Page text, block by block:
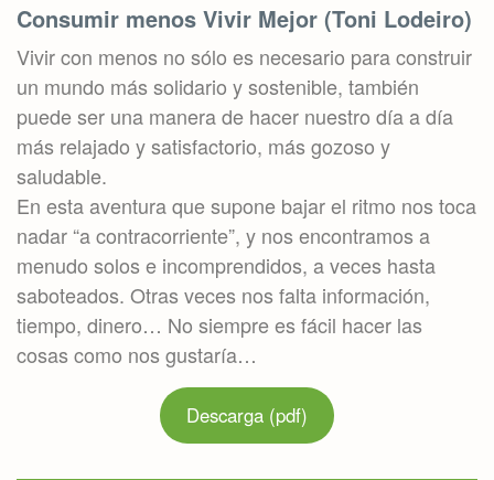
Consumir menos Vivir Mejor (Toni Lodeiro)
Vivir con menos no sólo es necesario para construir
un mundo más solidario y sostenible, también
puede ser una manera de hacer nuestro día a día
más relajado y satisfactorio, más gozoso y
saludable.
En esta aventura que supone bajar el ritmo nos toca
nadar “a contracorriente”, y nos encontramos a
menudo solos e incomprendidos, a veces hasta
saboteados. Otras veces nos falta información,
tiempo, dinero… No siempre es fácil hacer las
cosas como nos gustaría…
Descarga (pdf)